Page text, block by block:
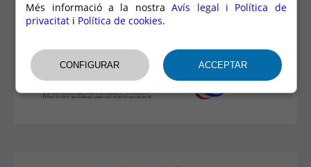
Més informació a la nostraAvís legal i Política de
privacitat i Política de cookies.